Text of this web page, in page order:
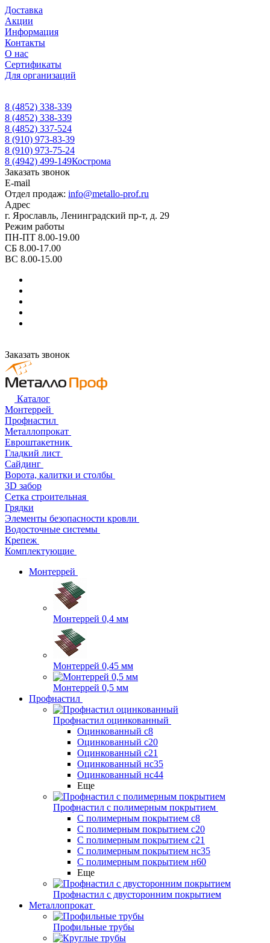
Доставка
Акции
Информация
Контакты
О нас
Сертификаты
Для организаций
8 (4852) 338-339
8 (4852) 338-339
8 (4852) 337-524
8 (910) 973-83-39
8 (910) 973-75-24
8 (4942) 499-149Кострома
Заказать звонок
E-mail
Отдел продаж: info@metallo-prof.ru
Адрес
г. Ярославль, Ленинградский пр-т, д. 29
Режим работы
ПН-ПТ 8.00-19.00
СБ 8.00-17.00
ВС 8.00-15.00
Заказать звонок
Каталог
Монтеррей
Профнастил
Металлопрокат
Евроштакетник
Гладкий лист
Сайдинг
Ворота, калитки и столбы
3D забор
Сетка строительная
Грядки
Элементы безопасности кровли
Водосточные системы
Крепеж
Комплектующие
Монтеррей
Монтеррей 0,4 мм
Монтеррей 0,45 мм
Монтеррей 0,5 мм
Профнастил
Профнастил оцинкованный
Оцинкованный с8
Оцинкованный с20
Оцинкованный с21
Оцинкованный нс35
Оцинкованный нс44
Еще
Профнастил с полимерным покрытием
С полимерным покрытием с8
С полимерным покрытием с20
С полимерным покрытием с21
С полимерным покрытием нс35
С полимерным покрытием н60
Еще
Профнастил с двусторонним покрытием
Металлопрокат
Профильные трубы